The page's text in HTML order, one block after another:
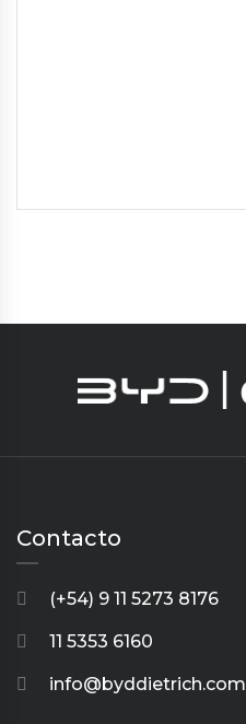
Contacto
(+54) 9 11 5273 8176
11 5353 6160
info@byddietrich.com